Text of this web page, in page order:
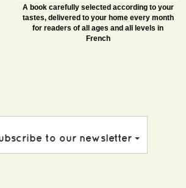
A book carefully selected according to your
tastes, delivered to your home every month
for readers of all ages and all levels in
French
to our newsletter